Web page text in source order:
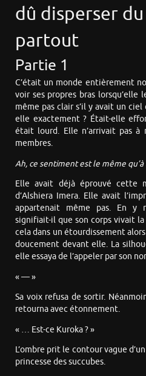
dû disperser
partout
Partie 1
C’était un monde entièrement
voir ses propres bras
même pas clair s’il y avait un
elle exactement ? Était-elle
était lourd. Elle n’arrivait pas
membres.
Ah, ce sentiment est le même qu’à
Elle avait déjà éprouvé cette
d’Alshiera Imera. Elle avait
appartenait même pas. En y
signifiait-il que son corps vivait
cela dans un étourdissement
doucement devant elle. La
elle essaya de l’appeler par son
« — »
Sa voix refusa de sortir.
retourna avec étonnement.
« … Est-ce Kuroka ? »
L’ombre prit le contour vague
princesse des succubes.